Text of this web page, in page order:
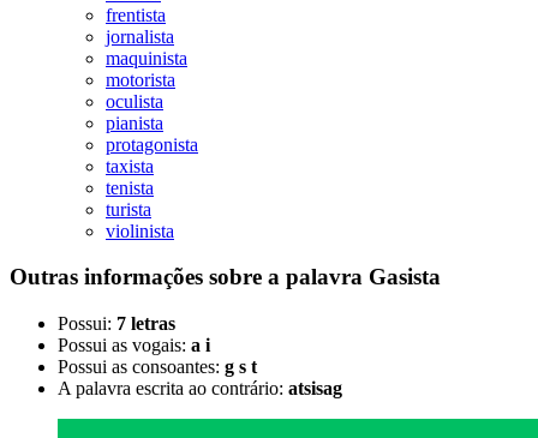
frentista
jornalista
maquinista
motorista
oculista
pianista
protagonista
taxista
tenista
turista
violinista
Outras informações sobre a palavra Gasista
Possui: 7 letras
Possui as vogais: a i
Possui as consoantes: g s t
A palavra escrita ao contrário: atsisag